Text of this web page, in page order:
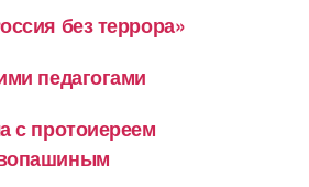
без террора»
педагогами
с протоиереем